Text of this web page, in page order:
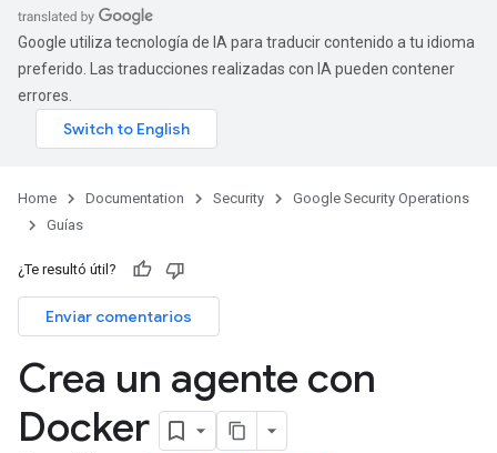
Google utiliza tecnología de IA para traducir contenido a tu idioma
preferido. Las traducciones realizadas con IA pueden contener
errores.
Home Documentation Security
Google Security Operations
Guías
¿Te resultó útil?
Enviar comentarios
Crea un agente con
Docker